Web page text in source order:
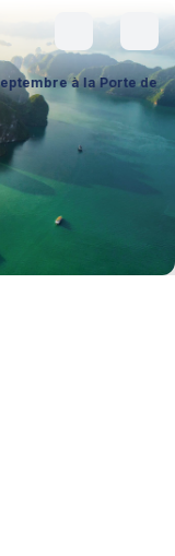
de Versailles